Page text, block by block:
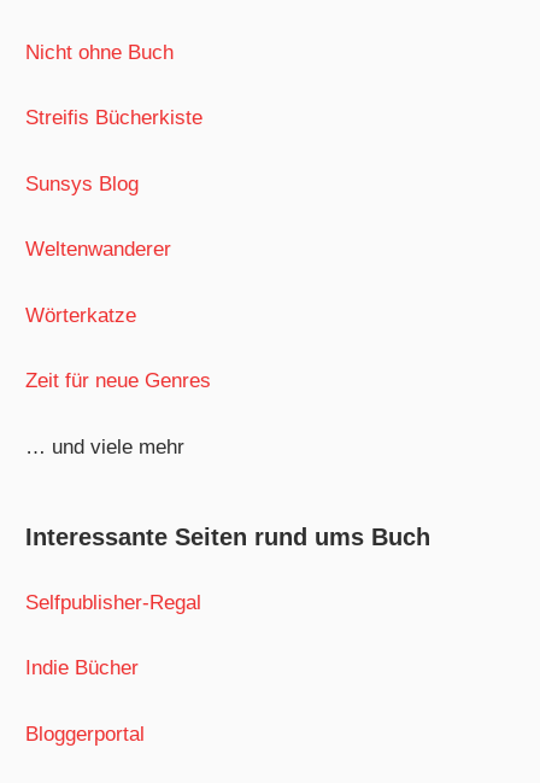
Nicht ohne Buch
Streifis Bücherkiste
Sunsys Blog
Weltenwanderer
Wörterkatze
Zeit für neue Genres
… und viele mehr
Interessante Seiten rund ums Buch
Selfpublisher-Regal
Indie Bücher
Bloggerportal